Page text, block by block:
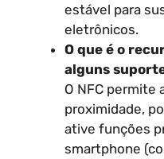
estável para
eletrônicos.
O que é o
alguns
O NFC permite
proximidade,
ative funções
smartphone